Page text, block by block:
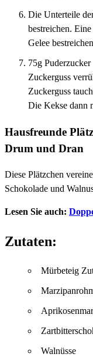
Die Unterteile
bestreichen.
Gelee
75g
Zuckerguss
Zuckerguss
Die Kekse dann
Hausfreunde
Drum und Dran
Diese Plätzchen
Schokolade und
Lesen Sie auch:
Zutaten:
Mürbeteig
Walnüsse